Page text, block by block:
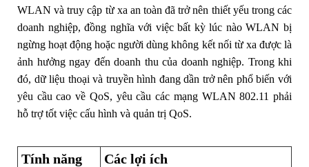
WLAN và truy cập từ xa an toàn đã trở nên thiết yếu trong các
doanh nghiệp, đồng nghĩa với việc bất kỳ lúc nào WLAN bị
ngừng hoạt động hoặc người dùng không kết nối từ xa được là
ảnh hưởng ngay đến doanh thu của doanh nghiệp. Trong khi
đó, dữ liệu thoại và truyền hình đang dần trở nên phổ biến với
yêu cầu cao về QoS, yêu cầu các mạng WLAN 802.11 phải
hỗ trợ tốt việc cấu hình và quản trị QoS.
Tính năng Các lợi ích